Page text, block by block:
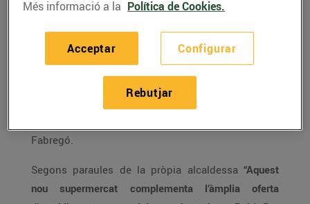
Bon Preu va inaugurar ahir un nou Esclat a Rubí
amb la presència de l’alcaldessa, Ana Maria
regidor de comerç, Moisés Rodríguez Cantón, i el
Fabregó.
Segons paraules de la pròpia alcaldessa “Aquest
nou supermercat complementa l’àmplia oferta
Més informació a la Política de Cookies.
Configurar
Rebutjar
Acceptar